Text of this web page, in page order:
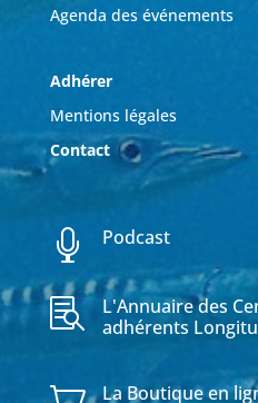
Agenda des événements
Adhérer
Mentions légales
Contact
 Podcast

L'Annuaire des
adhérents
La Boutique en